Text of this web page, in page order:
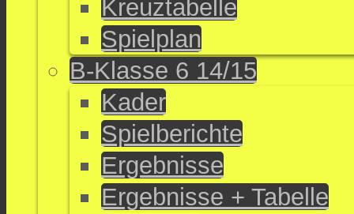
Kreuztabelle
Spielplan
B-Klasse 6 14/15
Kader
Spielberichte
Ergebnisse
Ergebnisse + Tabelle